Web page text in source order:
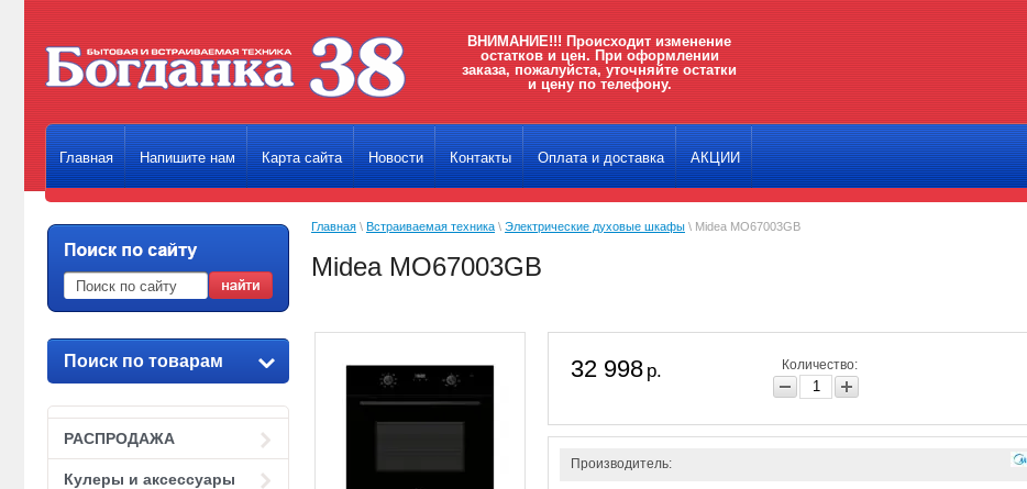
ВНИМАНИЕ!!! Происходит изменение
остатков и цен. При оформлении
заказа, пожалуйста, уточняйте остатки
и цену по телефону.
Главная Напишите нам Карта сайта Новости Контакты Оплата и доставка АКЦИИ
Поиск по товарам
РАСПРОДАЖА
Кулеры и аксессуары
Главная \ Встраиваемая техника \ Электрические духовые шкафы \ Midea MO67003GB
Midea MO67003GB
32 998 р. Количество:
Производитель: